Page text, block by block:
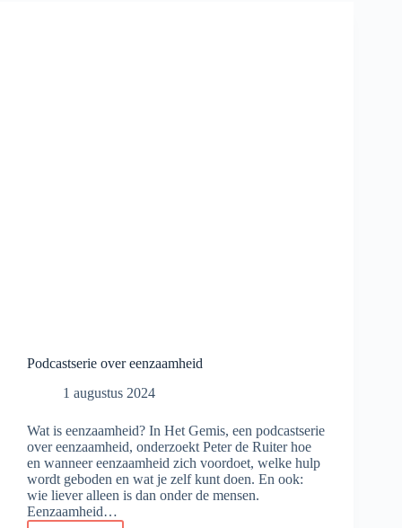
Podcastserie over eenzaamheid
1 augustus 2024
Wat is eenzaamheid? In Het Gemis, een podcastserie
over eenzaamheid, onderzoekt Peter de Ruiter hoe
en wanneer eenzaamheid zich voordoet, welke hulp
wordt geboden en wat je zelf kunt doen. En ook:
wie liever alleen is dan onder de mensen.
Eenzaamheid…